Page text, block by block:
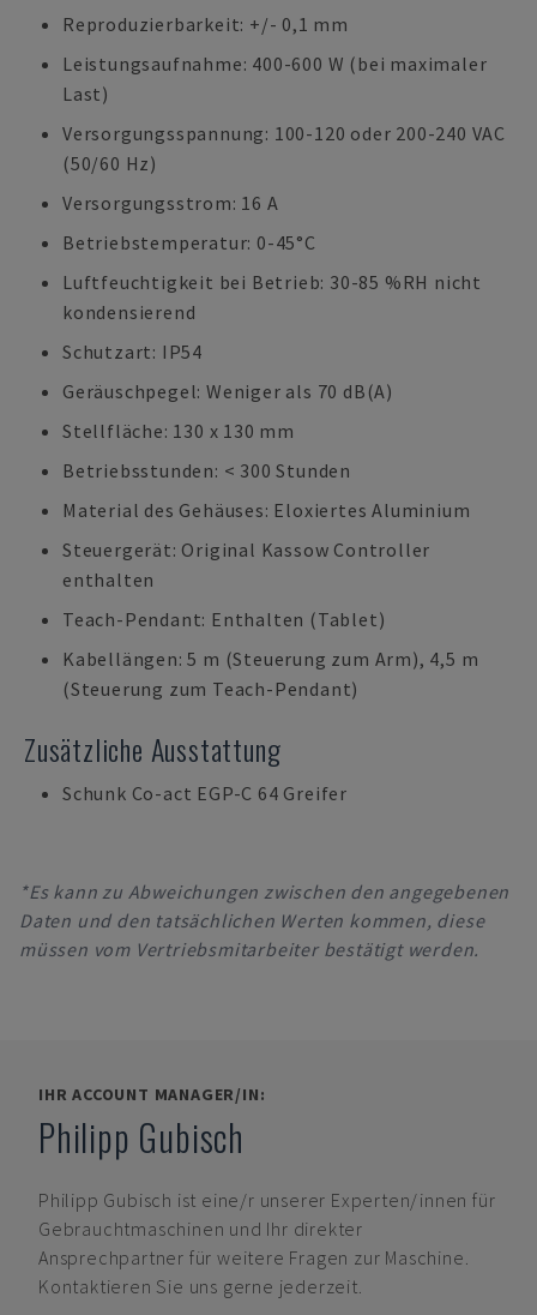
Reproduzierbarkeit: +/- 0,1 mm
Leistungsaufnahme: 400-600 W (bei maximaler
Last)
Versorgungsspannung: 100-120 oder 200-240 VAC
(50/60 Hz)
Versorgungsstrom: 16 A
Betriebstemperatur: 0-45°C
Luftfeuchtigkeit bei Betrieb: 30-85 %RH nicht
kondensierend
Schutzart: IP54
Geräuschpegel: Weniger als 70 dB(A)
Stellfläche: 130 x 130 mm
Betriebsstunden: < 300 Stunden
Material des Gehäuses: Eloxiertes Aluminium
Steuergerät: Original Kassow Controller
enthalten
Teach-Pendant: Enthalten (Tablet)
Kabellängen: 5 m (Steuerung zum Arm), 4,5 m
(Steuerung zum Teach-Pendant)
Zusätzliche Ausstattung
Schunk Co-act EGP-C 64 Greifer
*Es kann zu Abweichungen zwischen den angegebenen
Daten und den tatsächlichen Werten kommen, diese
müssen vom Vertriebsmitarbeiter bestätigt werden.
IHR ACCOUNT MANAGER/IN:
Philipp Gubisch
Philipp Gubisch ist eine/r unserer Experten/innen für
Gebrauchtmaschinen und Ihr direkter
Ansprechpartner für weitere Fragen zur Maschine.
Kontaktieren Sie uns gerne jederzeit.